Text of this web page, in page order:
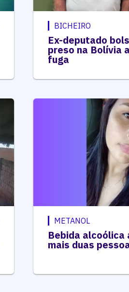
BICHEIRO
Ex-deputado
preso na Bolívia
fuga
METANOL
Bebida
mais duas